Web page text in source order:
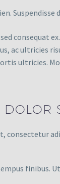
consequat
ac ultricies
ultricies.
consectetur
finibus.